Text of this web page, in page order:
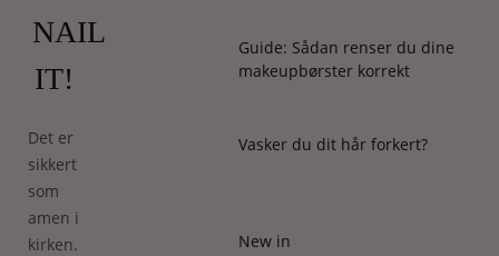
NAIL
IT!
Det er
sikkert
som
amen i
kirken.
Guide: Sådan renser du dine
makeupbørster korrekt
Vasker du dit hår forkert?
New in